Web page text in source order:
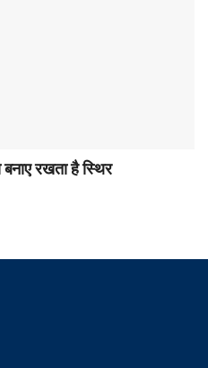
रखता है स्थिर